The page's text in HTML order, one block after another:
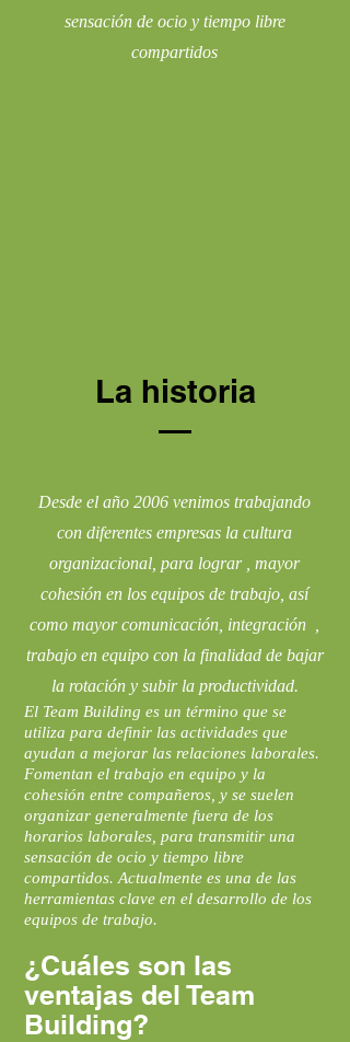
sensación de ocio y tiempo libre
compartidos
La historia
Desde el año 2006 venimos trabajando
con diferentes empresas la cultura
organizacional, para lograr , mayor
cohesión en los equipos de trabajo, así
como mayor comunicación, integración ,
trabajo en equipo con la finalidad de bajar
la rotación y subir la productividad.
El Team Building es un término que se
utiliza para definir las actividades que
ayudan a mejorar las relaciones laborales.
Fomentan el trabajo en equipo y la
cohesión entre compañeros, y se suelen
organizar generalmente fuera de los
horarios laborales, para transmitir una
sensación de ocio y tiempo libre
compartidos. Actualmente es una de las
herramientas clave en el desarrollo de los
equipos de trabajo.
¿Cuáles son las
ventajas del Team
Building?